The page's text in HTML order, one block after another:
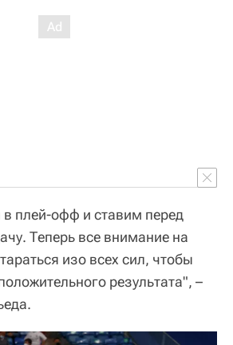
плей-офф и ставим перед
Теперь все внимание на
изо всех сил, чтобы
результата", –